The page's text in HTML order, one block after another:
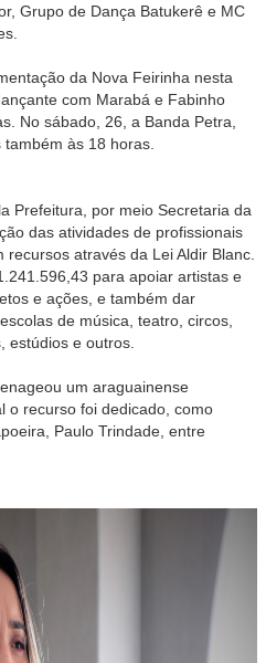
Grupo de Dança Batukerê e MC
da Nova Feirinha nesta
com Marabá e Fabinho
No sábado, 26, a Banda Petra,
às 18 horas.
Prefeitura, por meio Secretaria da
das atividades de profissionais
através da Lei Aldir Blanc.
para apoiar artistas e
e ações, e também dar
de música, teatro, circos,
estúdios e outros.
um araguainense
o recurso foi dedicado, como
Paulo Trindade, entre